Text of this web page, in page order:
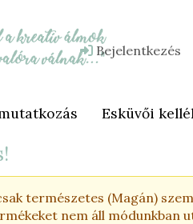
Felhasználói
menüje
Bejelentkezés
Esküvői
természetes (Magán)
nem áll módunkban